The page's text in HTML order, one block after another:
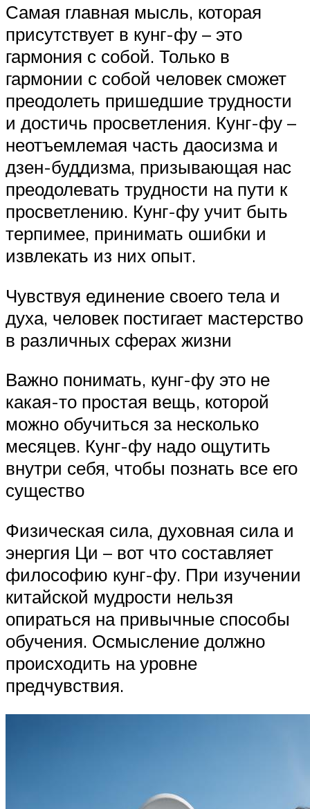
Самая главная мысль, которая
присутствует в кунг-фу – это
гармония с собой. Только в
гармонии с собой человек сможет
преодолеть пришедшие трудности
и достичь просветления. Кунг-фу –
неотъемлемая часть даосизма и
дзен-буддизма, призывающая нас
преодолевать трудности на пути к
просветлению. Кунг-фу учит быть
терпимее, принимать ошибки и
извлекать из них опыт.
Чувствуя единение своего тела и
духа, человек постигает мастерство
в различных сферах жизни
Важно понимать, кунг-фу это не
какая-то простая вещь, которой
можно обучиться за несколько
месяцев. Кунг-фу надо ощутить
внутри себя, чтобы познать все его
существо
Физическая сила, духовная сила и
энергия Ци – вот что составляет
философию кунг-фу. При изучении
китайской мудрости нельзя
опираться на привычные способы
обучения. Осмысление должно
происходить на уровне
предчувствия.